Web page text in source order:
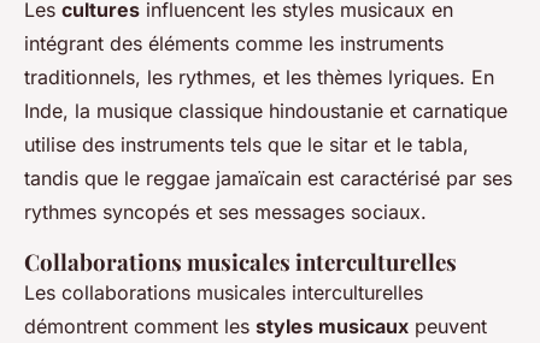
Les cultures influencent les styles musicaux en
intégrant des éléments comme les instruments
traditionnels, les rythmes, et les thèmes lyriques. En
Inde, la musique classique hindoustanie et carnatique
utilise des instruments tels que le sitar et le tabla,
tandis que le reggae jamaïcain est caractérisé par ses
rythmes syncopés et ses messages sociaux.
Collaborations musicales interculturelles
Les collaborations musicales interculturelles
démontrent comment les styles musicaux peuvent